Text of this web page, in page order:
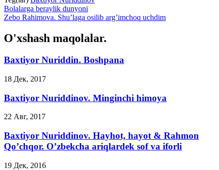
Bolalarga beraylik dunyoni
Zebo Rahimova. Shu’laga osilib arg’imchoq uchdim
O'xshash maqolalar.
Baxtiyor Nuriddin. Boshpana
18 Дек, 2017
Baxtiyor Nuriddinov. Minginchi himoya
22 Авг, 2017
Baxtiyor Nuriddinov. Hayhot, hayot & Rahmon
Qo’chqor. O’zbekcha ariqlardek sof va iforli
19 Дек, 2016